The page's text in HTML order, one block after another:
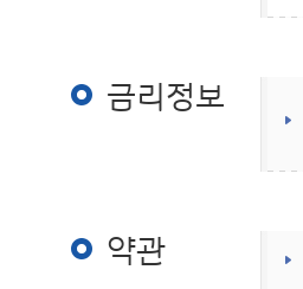
금리정보
약관